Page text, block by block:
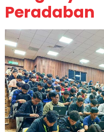
Peradaban